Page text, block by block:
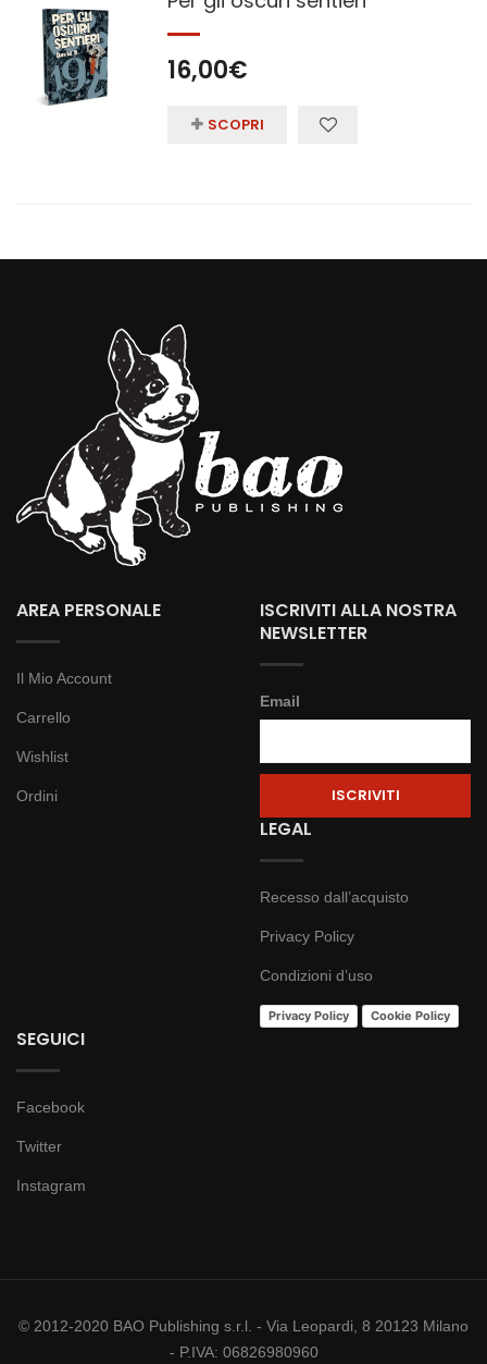
16,00€
SCOPRI
AREA PERSONALE
Il Mio Account
Carrello
Wishlist
Ordini
ISCRIVITI ALLA NOSTRA
NEWSLETTER
Email
LEGAL
Recesso dall’acquisto
Privacy Policy
Condizioni d’uso
Privacy Policy Cookie Policy
SEGUICI
Facebook
Twitter
Instagram
© 2012-2020 BAO Publishing s.r.l. - Via Leopardi, 8 20123 Milano
- P.IVA: 06826980960